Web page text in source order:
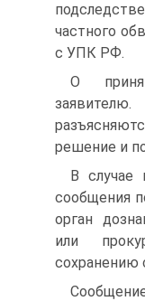
частного
с УПК РФ.
О
решение и
В случае
сообщения
орган
или
сохранению